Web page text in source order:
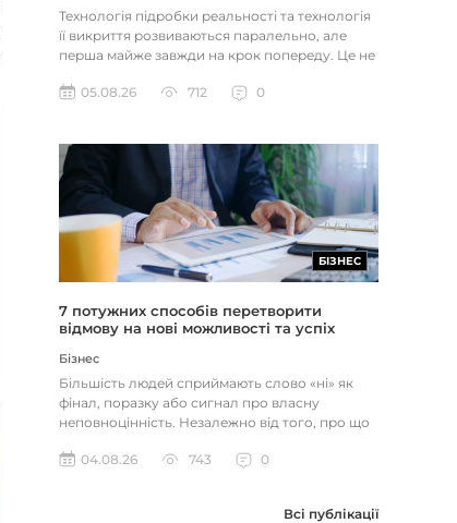
Технологія підробки реальності та технологія
її викриття розвиваються паралельно, але
перша майже завжди на крок попереду. Це не
05.08.26
712 0
БІЗНЕС
7 потужних способів перетворити
відмову на нові можливості та успіх
Бізнес
Більшість людей сприймають слово «ні» як
фінал, поразку або сигнал про власну
неповноцінність. Незалежно від того, про що
04.08.26
743 0
Всі публікації